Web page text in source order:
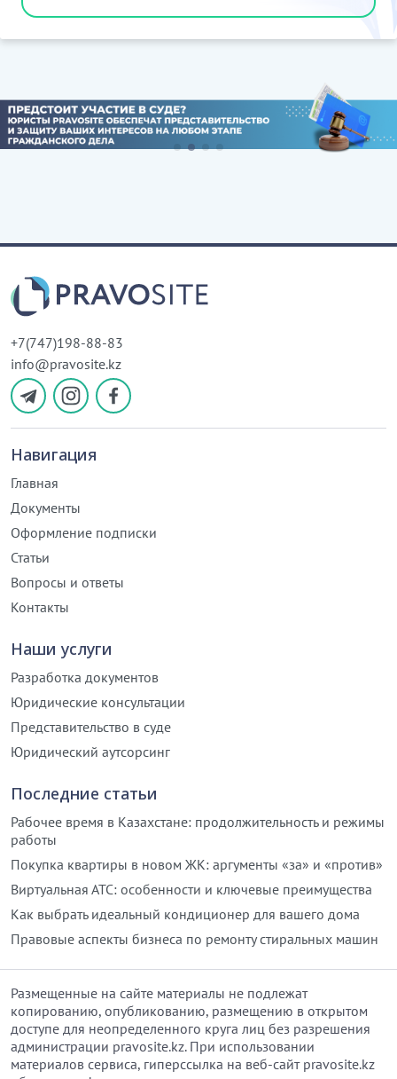
+7(747)198-88-83
info@pravosite.kz
Навигация
Главная
Документы
Оформление подписки
Статьи
Вопросы и ответы
Контакты
Наши услуги
Разработка документов
Юридические консультации
Представительство в суде
Юридический аутсорсинг
Последние статьи
Рабочее время в Казахстане: продолжительность и режимы
работы
Покупка квартиры в новом ЖК: аргументы «за» и «против»
Виртуальная АТС: особенности и ключевые преимущества
Как выбрать идеальный кондиционер для вашего дома
Правовые аспекты бизнеса по ремонту стиральных машин
Размещенные на сайте материалы не подлежат
копированию, опубликованию, размещению в открытом
доступе для неопределенного круга лиц без разрешения
администрации pravosite.kz. При использовании
материалов сервиса, гиперссылка на веб-сайт pravosite.kz